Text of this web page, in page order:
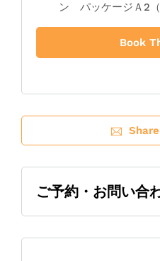
ン パッケージＡ2（
Book
ご予約・お問い合